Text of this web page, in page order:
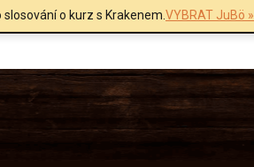
o kurz s Krakenem.VYBRAT JuBö »